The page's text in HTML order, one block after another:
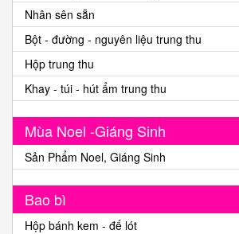
Nhân sên sẵn
Bột - đường - nguyên liệu trung thu
Hộp trung thu
Khay - túi - hút ẩm trung thu
Mùa Noel -Giáng Sinh
Sản Phẩm Noel, Giáng Sinh
Bao bì
Hộp bánh kem - đế lót